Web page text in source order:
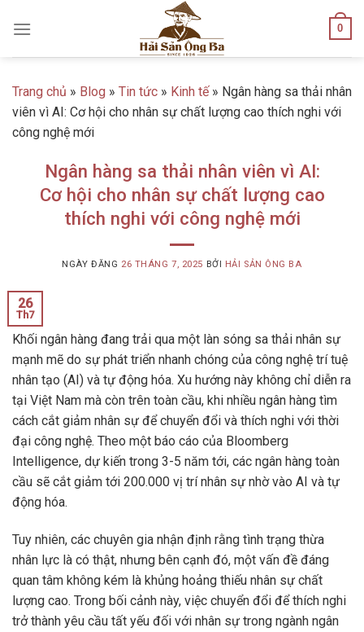
0
Trang chủ » Blog » Tin tức » Kinh tế» Ngân hàng sa thải nhân
viên vì AI: Cơ hội cho nhân sự chất lượng cao thích nghi với
công nghệ mới
Ngân hàng sa thải nhân viên vì AI:
Cơ hội cho nhân sự chất lượng cao
thích nghi với công nghệ mới
NGÀY ĐĂNG 26 THÁNG 7, 2025 BỞI HẢI SẢN ÔNG BA
26
Th7
Khối ngân hàng đang trải qua một làn sóng sa thải nhân sự
mạnh mẽ do sự phát triển nhanh chóng của công nghệ trí tuệ
nhân tạo (AI) và tự động hóa. Xu hướng này không chỉ diễn ra
tại Việt Nam mà còn trên toàn cầu, khi nhiều ngân hàng tìm
cách cắt giảm nhân sự để chuyển đổi và thích nghi với thời
đại công nghệ. Theo một báo cáo của Bloomberg
Intelligence, dự kiến trong 3-5 năm tới, các ngân hàng toàn
cầu sẽ cắt giảm tới 200.000 vị trí nhân sự nhờ vào AI và tự
động hóa.
Tuy nhiên, các chuyên gia nhận định rằng tình trạng thừa
nhân lực là có thật, nhưng bên cạnh đó, một vấn đề đáng
quan tâm không kém là khủng hoảng thiếu nhân sự chất
lượng cao. Trong bối cảnh này, việc chuyển đổi để thích nghi
trở thành yêu cầu tất yếu đối với nhân sự trong ngành ngân